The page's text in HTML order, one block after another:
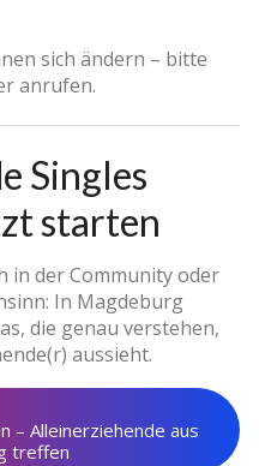
sich ändern – bitte
anrufen.
Singles
starten
in der Community oder
In Magdeburg
die genau verstehen,
aussieht.
– Alleinerziehende aus
treffen